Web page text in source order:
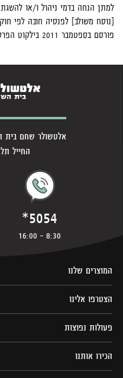
פורסם בספטמבר 2011 בילקוט הפרסומים 6302.
החייל תל
*5054
8:30 - 16:00
המוצרים שלנו
הצטרפו אלינו
פעולות נפוצות
הכירו אותנו